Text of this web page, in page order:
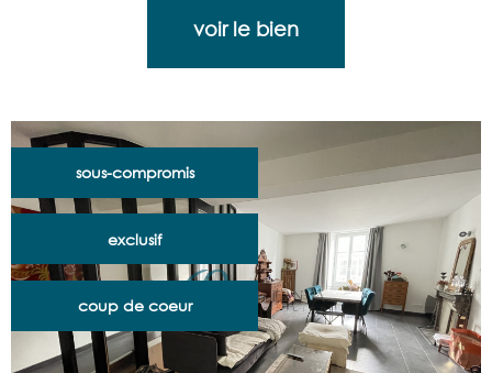
voir le bien
sous-compromis
exclusif
coup de coeur